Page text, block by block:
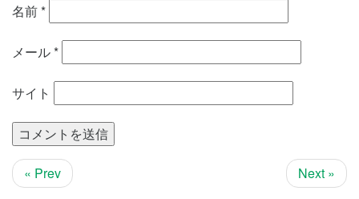
名前*
メール*
サイト
« Prev
Next »